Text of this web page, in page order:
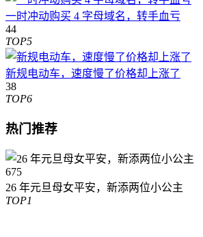
一时冲动购买 4 字母域名，转手血亏
44
TOP5
新规电动车，速度慢了价格却上涨了
38
TOP6
热门推荐
675
26 年元旦母女平安，新添两位小公主
TOP1